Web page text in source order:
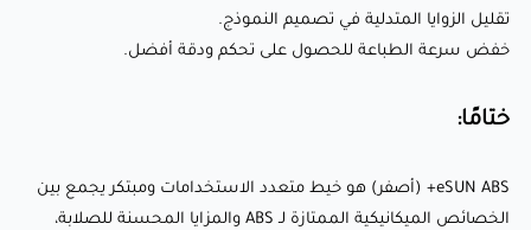
ختامًا:
تصنع أجزاء وظيفية، مكونات سيارات، أو نماذج فنية، فإن هذا
تقليل الزوايا المتدلية في تصميم النموذج.
خفض سرعة الطباعة للحصول على تحكم ودقة أفضل.
ختامًا:
eSUN ABS+ (أصفر) هو خيط متعدد الاستخدامات ومبتكر يجمع بين
الخصائص الميكانيكية الممتازة لـ ABS والمزايا المحسنة للصلابة،